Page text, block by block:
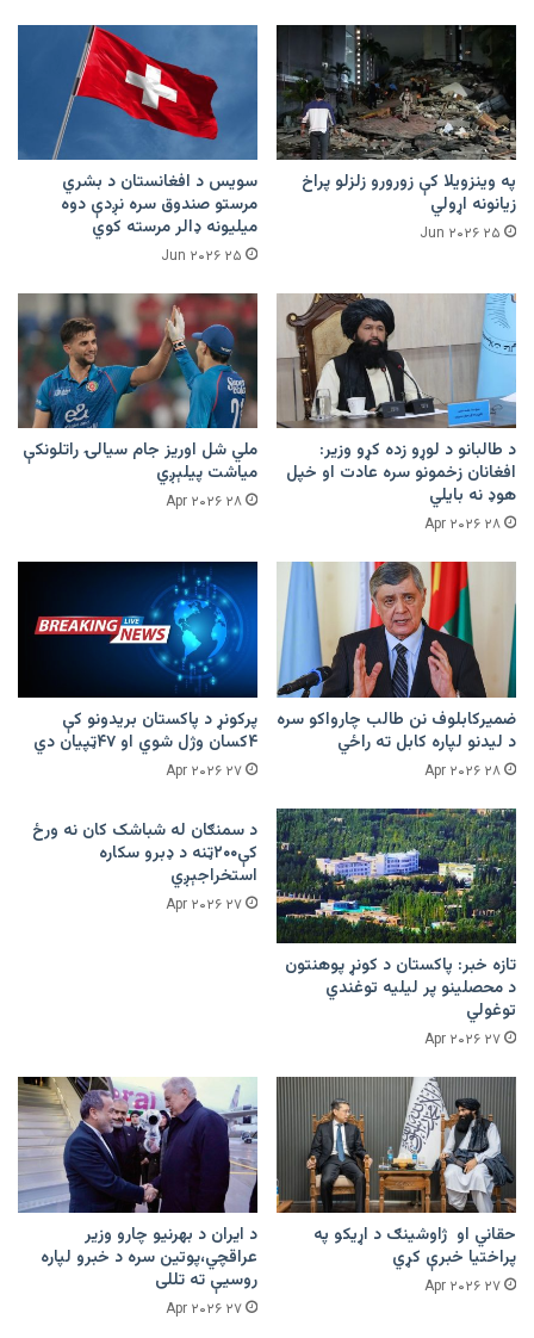
په وینزویلا کې زورورو زلزلو پراخ
زیانونه اړولي
۲۵ Jun ۲۰۲۶
سویس د افغانستان د بشري
مرستو صندوق سره نږدې دوه
میلیونه ډالر مرسته کوي
۲۵ Jun ۲۰۲۶
د طالبانو د لوړو زده کړو وزیر:
افغانان زخمونو سره عادت او خپل
هوډ نه بایلي
۲۸ Apr ۲۰۲۶
ملي شل اوریز جام سیالۍ راتلونکې
میاشت پیلېږي
۲۸ Apr ۲۰۲۶
ضمیرکابلوف نن طالب چارواکو سره
د لیدنو لپاره کابل ته راځي
۲۸ Apr ۲۰۲۶
پرکونړ د پاکستان بریدونو کې
۴کسان وژل شوي او ۴۷ټپیان دي
۲۷ Apr ۲۰۲۶
تازه خبر: پاکستان د کونړ پوهنتون
د محصلینو پر لیلیه توغندي
توغولي
۲۷ Apr ۲۰۲۶
د سمنګان له شباشک کان نه ورځ
کې۲۰۰ټنه د ډبرو سکاره
استخراجېږي
۲۷ Apr ۲۰۲۶
حقاني او ژاوشینګ د اړیکو په
پراختیا خبرې کړي
۲۷ Apr ۲۰۲۶
د ایران د بهرنیو چارو وزیر
عراقچي،پوتین سره د خبرو لپاره
روسیې ته تللی
۲۷ Apr ۲۰۲۶